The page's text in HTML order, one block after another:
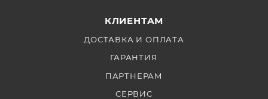
КЛИЕНТАМ
ДОСТАВКА И ОПЛАТА
ГАРАНТИЯ
ПАРТНЕРАМ
СЕРВИС